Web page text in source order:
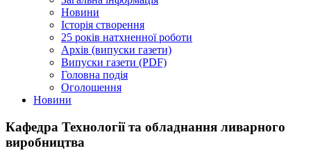
Новини
Історія створення
25 років натхненної роботи
Архів (випуски газети)
Випуски газети (PDF)
Головна подія
Оголошення
Новини
Кафедра Технології та обладнання ливарного
виробництва